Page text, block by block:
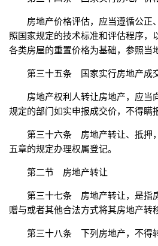
房地产价格评估，应当遵循公正
照国家规定的技术标准和评估程序，
各类房屋的重置价格为基础，参照当
第三十五条 国家实行房地产成
房地产权利人转让房地产，应当
规定的部门如实申报成交价，不得瞒
第三十六条 房地产转让、抵押
五章的规定办理权属登记。
第二节 房地产转让
第三十七条 房地产转让，是指
赠与或者其他合法方式将其房地产转
第三十八条 下列房地产，不得